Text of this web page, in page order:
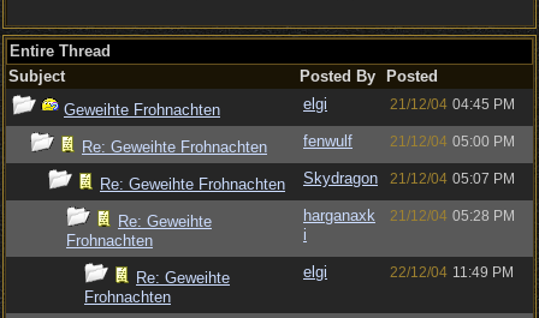
Entire Thread
Subject
Posted By
Posted
Geweihte Frohnachten
elgi 21/12/04 04:45 PM
Re: Geweihte Frohnachten fenwulf 21/12/04 05:00 PM
Re: Geweihte Frohnachten Skydragon 21/12/04 05:07 PM
Re: Geweihte
Frohnachten
harganaxk
i
21/12/04 05:28 PM
Re: Geweihte
Frohnachten
elgi 22/12/04 11:49 PM